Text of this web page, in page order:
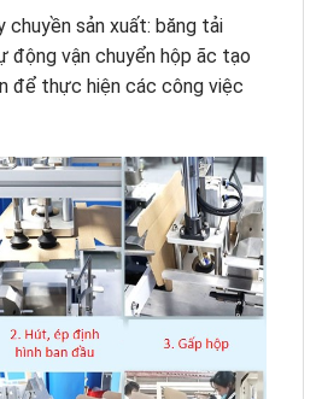
chuyền sản xuất: băng tải
động vận chuyển hộp ãc tạo
để thực hiện các công việc